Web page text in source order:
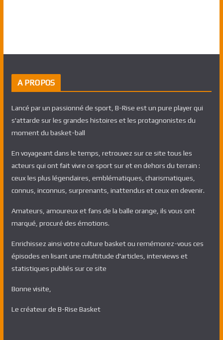
A PROPOS
Lancé par un passionné de sport, B-Rise est un pure player qui
s'attarde sur les grandes histoires et les protagnonistes du
moment du basket-ball
En voyageant dans le temps, retrouvez sur ce site tous les
acteurs qui ont fait vivre ce sport sur et en dehors du terrain :
ceux les plus légendaires, emblématiques, charismatiques,
connus, inconnus, surprenants, inattendus et ceux en devenir.
Amateurs, amoureux et fans de la balle orange, ils vous ont
marqué, procuré des émotions.
Enrichissez ainsi votre culture basket ou remémorez-vous ces
épisodes en lisant une multitude d'articles, interviews et
statistiques publiés sur ce site
Bonne visite,
Le créateur de B-Rise Basket